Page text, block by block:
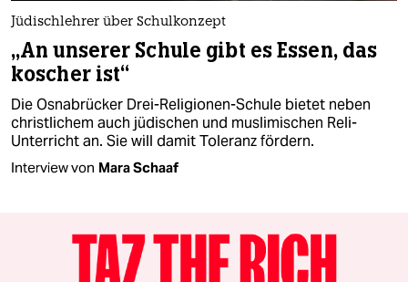
Jüdischlehrer über Schulkonzept
„An unserer Schule gibt es Essen, das
koscher ist“
Die Osnabrücker Drei-Religionen-Schule bietet neben
christlichem auch jüdischen und muslimischen Reli-
Unterricht an. Sie will damit Toleranz fördern.
Interview von Mara Schaaf